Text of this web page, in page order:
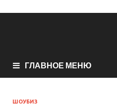
ГЛАВНОЕ МЕНЮ
ШОУБИЗ